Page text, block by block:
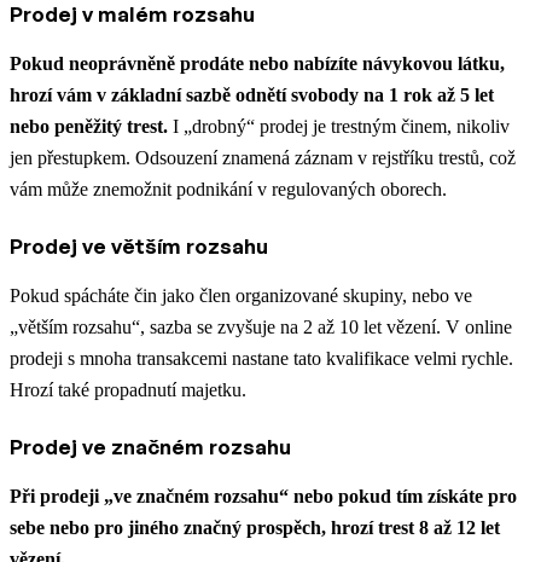
Prodej v malém rozsahu
Pokud neoprávněně prodáte nebo nabízíte návykovou látku,
hrozí vám v základní sazbě odnětí svobody na 1 rok až 5 let
nebo peněžitý trest. I „drobný“ prodej je trestným činem, nikoliv
jen přestupkem. Odsouzení znamená záznam v rejstříku trestů, což
vám může znemožnit podnikání v regulovaných oborech.
Prodej ve větším rozsahu
Pokud spácháte čin jako člen organizované skupiny, nebo ve
„větším rozsahu“, sazba se zvyšuje na 2 až 10 let vězení. V online
prodeji s mnoha transakcemi nastane tato kvalifikace velmi rychle.
Hrozí také propadnutí majetku.
Prodej ve značném rozsahu
Při prodeji „ve značném rozsahu“ nebo pokud tím získáte pro
sebe nebo pro jiného značný prospěch, hrozí trest 8 až 12 let